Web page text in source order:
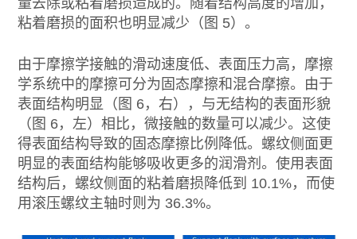
粘着磨损的面积也明显减少（图 5）。
由于摩擦学接触的滑动速度低、表面压力高，摩擦
学系统中的摩擦可分为固态摩擦和混合摩擦。由于
表面结构明显（图 6，右），与无结构的表面形貌
（图 6，左）相比，微接触的数量可以减少。这使
得表面结构导致的固态摩擦比例降低。螺纹侧面更
明显的表面结构能够吸收更多的润滑剂。使用表面
结构后，螺纹侧面的粘着磨损降低到 10.1%，而使
用滚压螺纹主轴时则为 36.3%。